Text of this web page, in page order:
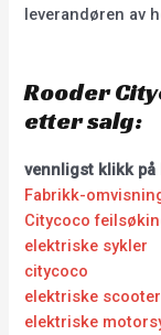
leverandøren av
Rooder
etter salg:
vennligst klikk
Fabrikk-
Citycoco
elektriske sykler
citycoco
elektriske
elektriske